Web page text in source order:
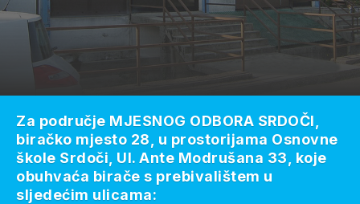
Za područje MJESNOG ODBORA SRDOČI,
biračko mjesto 28, u prostorijama Osnovne
škole Srdoči, Ul. Ante Modrušana 33, koje
obuhvaća birače s prebivalištem u
sljedećim ulicama: